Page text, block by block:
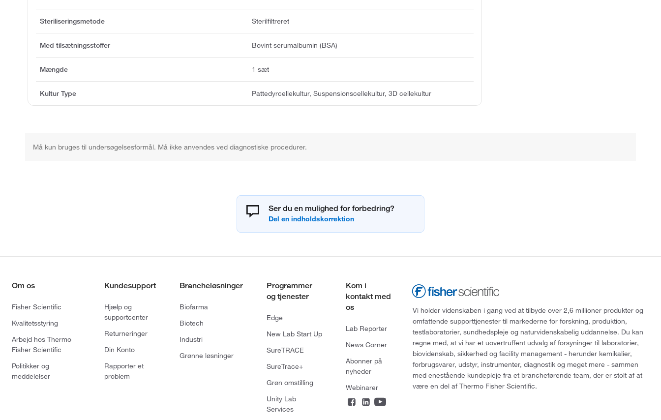
Steriliseringsmetode Sterilfiltreret
Med tilsætningsstoffer Bovint serumalbumin (BSA)
Mængde 1 sæt
Kultur Type Pattedyrcellekultur, Suspensionscellekultur, 3D cellekultur
Må kun bruges til undersøgelsesformål. Må ikke anvendes ved diagnostiske procedurer.
Ser du en mulighed for forbedring?
Om os
Fisher Scientific
Kvalitetsstyring
Arbejd hos Thermo
Fisher Scientific
Politikker og
meddelelser
Kundesupport
Hjælp og
supportcenter
Returneringer
Din Konto
Rapporter et
problem
Brancheløsninger
Biofarma
Biotech
Industri
Grønne løsninger
Programmer
og tjenester
Edge
New Lab Start Up
SureTRACE
SureTrace+
Grøn omstilling
Unity Lab
Services
Kom i
kontakt med
os
Lab Reporter
News Corner
Abonner på
nyheder
Webinarer
Vi holder videnskaben i gang ved at tilbyde over 2,6 millioner produkter og
omfattende supporttjenester til markederne for forskning, produktion,
testlaboratorier, sundhedspleje og naturvidenskabelig uddannelse. Du kan
regne med, at vi har et uovertruffent udvalg af forsyninger til laboratorier,
biovidenskab, sikkerhed og facility management - herunder kemikalier,
forbrugsvarer, udstyr, instrumenter, diagnostik og meget mere - sammen
med enestående kundepleje fra et brancheførende team, der er stolt af at
være en del af Thermo Fisher Scientific.